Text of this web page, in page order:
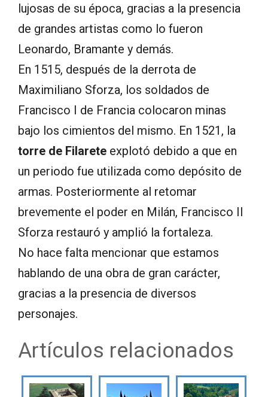
lujosas de su época, gracias a la presencia
de grandes artistas como lo fueron
Leonardo, Bramante y demás.
En 1515, después de la derrota de
Maximiliano Sforza, los soldados de
Francisco I de Francia colocaron minas
bajo los cimientos del mismo. En 1521, la
torre de Filarete explotó debido a que en
un periodo fue utilizada como depósito de
armas. Posteriormente al retomar
brevemente el poder en Milán, Francisco II
Sforza restauró y amplió la fortaleza.
No hace falta mencionar que estamos
hablando de una obra de gran carácter,
gracias a la presencia de diversos
personajes.
Artículos relacionados